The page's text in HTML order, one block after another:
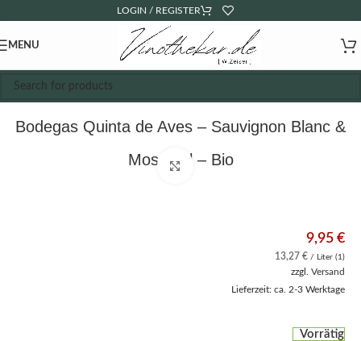
LOGIN / REGISTER
MENU
Bodegas Quinta de Aves – Sauvignon Blanc &
Moscatel – Bio
Click to enlarge
9,95 €
13,27 € / Liter (1)
zzgl. Versand
Lieferzeit: ca. 2-3 Werktage
Vorrätig